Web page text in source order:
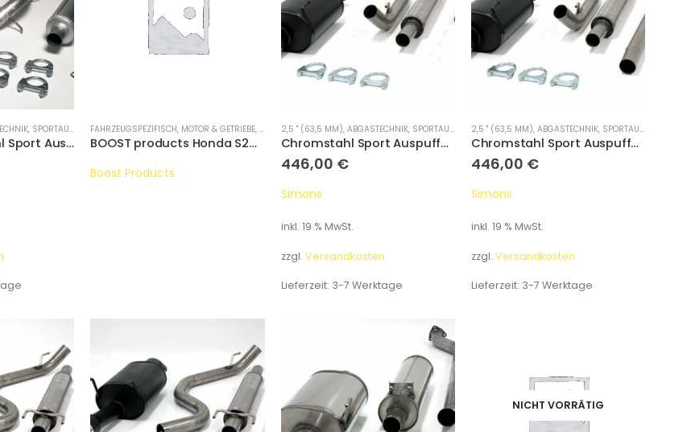
, SPORTAUSPUFFANLAGEN
aluminierte Stahl Sport Auspuffanlage 1x90mm Honda Civic Coupe/CRX 1.4/1.5/1.6 Baujahr 11/87-91
FAHRZEUGSPEZIFISCH, MOTOR & GETRIEBE,SILIKONSCHLÄUCHE & KITS
BOOST products Honda S2000 Wasserkühler Silikon-Schlauchkit
Boost Products
2,5 " (63,5 MM), ABGASTECHNIK, SPORTAUSPUFFANLAGEN
Chromstahl Sport Auspuffanlage 1x100mm rund Honda Civic Fließheck 3/5 Türer 1.3-1.6 Baujahr 92-00 mit 3-Loch Flansch
446,00 €
Simons
inkl. 19 % MwSt.
zzgl. Versandkosten
Lieferzeit: 3-7 Werktage
2,5 " (63,5 MM), ABGASTECHNIK, SPORTAUSPUFFANLAGEN
Chromstahl Sport Auspuffanlage 1x100mm rund Honda Civic Fließheck 3/5 Türer 1.5-1.6 Baujahr 92-00 mit 2-Loch-Flansch
446,00 €
Simons
inkl. 19 % MwSt.
zzgl. Versandkosten
Lieferzeit: 3-7 Werktage
NICHT VORRÄTIG